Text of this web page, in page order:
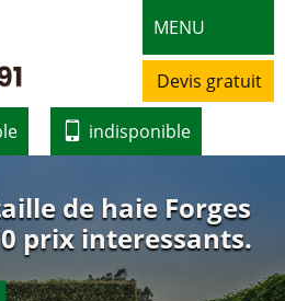
MENU
Devis gratuit
indisponible
de haie Forges
prix interessants.